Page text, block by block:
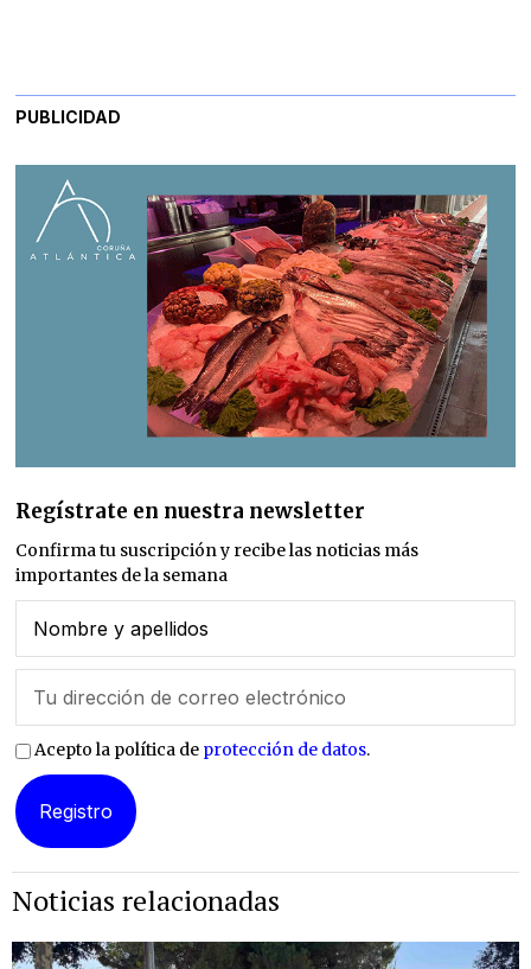
PUBLICIDAD
Regístrate en nuestra newsletter
Confirma tu suscripción y recibe las noticias más
importantes de la semana
Acepto la política de protección de datos.
Noticias relacionadas